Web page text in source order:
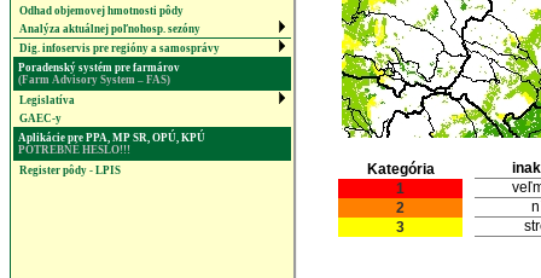
Odhad objemovej hmotnosti pôdy
Analýza aktuálnej poľnohosp. sezóny
Dig. infoservis pre regióny a samosprávy
Poradenský systém pre farmárov
(Farm Advisory System – FAS)
Legislatíva
GAEC-y
Aplikácie pre PPA, MP SR, OPÚ, KPÚ
POTREBNÉ HESLO!!!
Register pôdy - LPIS
Kategória
1
2
3